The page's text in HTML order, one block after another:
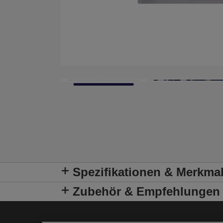
Spezifikationen &
Zubehör & Empfehlungen